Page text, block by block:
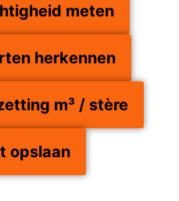
meten
herkennen
m³ / stère
opslaan